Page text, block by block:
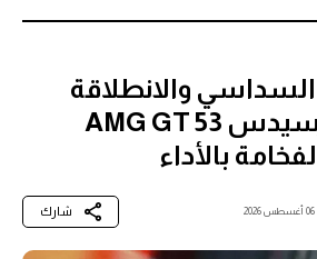
والانطلاقة
الكهربائية: مرسيدس AMG GT 53
بالأداء
06 أغسطس 2026 شارك